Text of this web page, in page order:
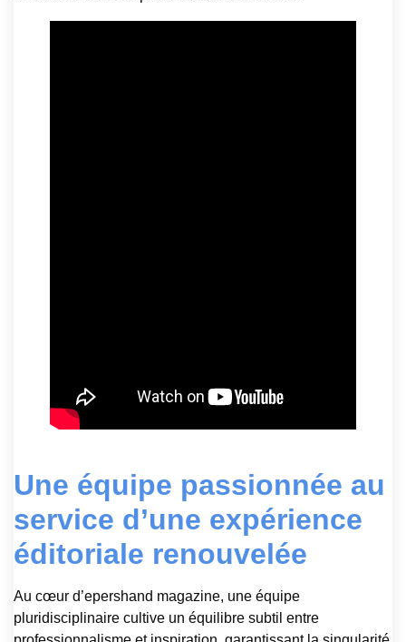
Une équipe passionnée au
service d’une expérience
éditoriale renouvelée
Au cœur d’epershand magazine, une équipe
pluridisciplinaire cultive un équilibre subtil entre